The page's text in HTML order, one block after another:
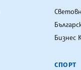
Бизнес
СПОРТ